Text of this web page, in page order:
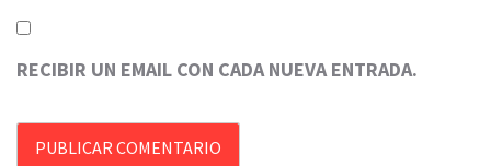
RECIBIR UN EMAIL CON CADA NUEVA ENTRADA.